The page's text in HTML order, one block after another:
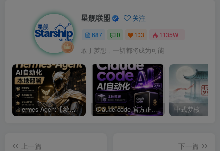
星舰联盟 关注
687 0 103 1135W+
敢于梦想，一切都将成为可能
Hermes-Agent【爱马仕】AI自动化部署【会员免费领取安装包】 Claude code 官方正版 超强工具【会员免费领取安装包】 中式梦核
上一篇
下一篇